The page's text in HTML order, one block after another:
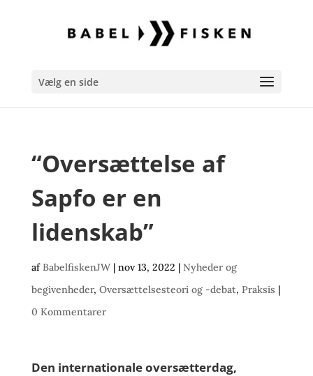
Vælg en side
“Oversættelse af
Sapfo er en
lidenskab”
afBabelfiskenJW| nov 13, 2022 | Nyheder og
begivenheder, Oversættelsesteori og -debat, Praksis |
0 Kommentarer
Den internationale oversætterdag,